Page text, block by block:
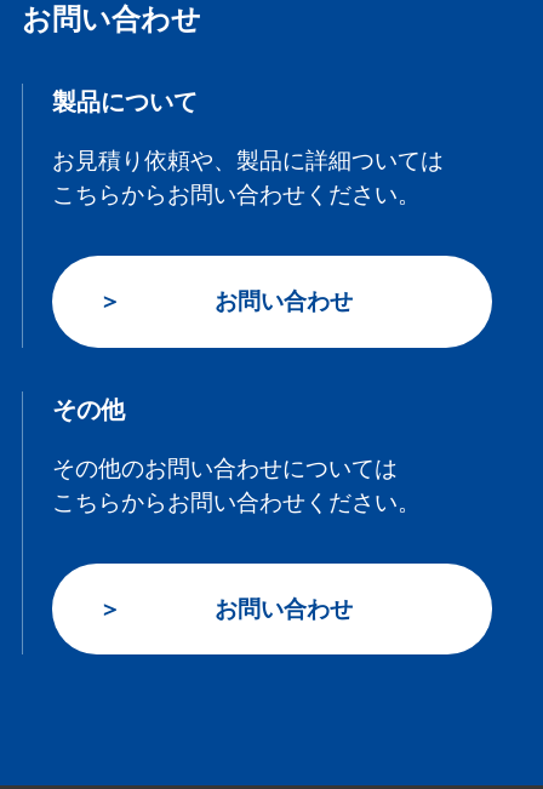
お問い合わせ
製品について
お見積り依頼や、製品に詳細ついては
こちらからお問い合わせください。
お問い合わせ
その他
その他のお問い合わせについては
こちらからお問い合わせください。
お問い合わせ